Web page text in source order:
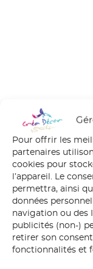
Pour offrir les
partenaires
cookies pour
l’appareil. Le
permettra, ainsi
données
navigation ou des
publicités (non-)
retirer son
fonctionnalités et